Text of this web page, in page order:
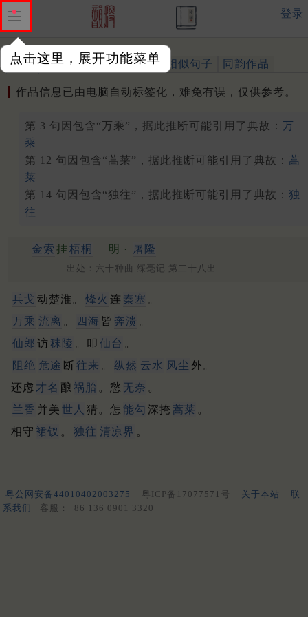
点击这里，展开功能菜单
登录
作品 标注四声 出处、引用 相似句子 同韵作品
作品信息已由电脑自动标签化，难免有误，仅供参考。
第 3 句因包含“万乘”，据此推断可能引用了典故： 万
乘
第 12 句因包含“蒿莱”，据此推断可能引用了典故： 蒿
莱
第 14 句因包含“独往”，据此推断可能引用了典故： 独
往
金索 挂 梧桐 明 · 屠隆
出处：六十种曲 䌽毫记 第二十八出
兵戈 动楚淮。 烽火 连 秦塞 。
万乘 流离 。 四海 皆 奔溃 。
仙郎 访秣陵 。叩 仙台 。
阻绝 危途 断往来 。 纵然 云水 风尘 外。
还虑 才名 酿 祸胎 。愁 无奈 。
兰香 并美 世人 猜。怎 能勾 深掩 蒿莱 。
相守 裙钗 。 独往 清凉界 。
粤公网安备44010402003275 粤ICP备17077571号 关于本站
联
系我们
客服：+86 136 0901 3320